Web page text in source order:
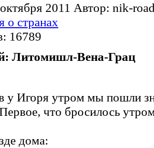
2011 Автор: nik-
о странах
16789
Литомишл-Вена-Грац
у Игоря утром мы пошли
что бросилось
дома: